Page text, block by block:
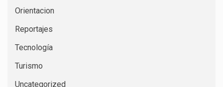
Orientacion
Reportajes
Tecnología
Turismo
Uncategorized